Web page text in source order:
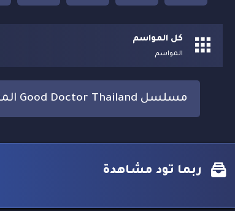
كل المواسم
المواسم
مسلسل Good Doctor Thailand الموسم الاول مترجم
ربما تود مشاهدة